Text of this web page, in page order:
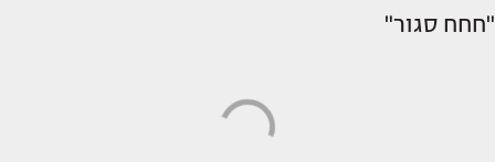
"חחח סגור"